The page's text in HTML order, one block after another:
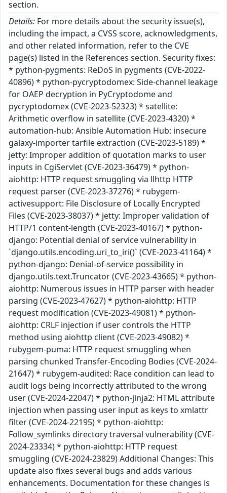
section.
Details: For more details about the security issue(s),
including the impact, a CVSS score, acknowledgments,
and other related information, refer to the CVE
page(s) listed in the References section. Security fixes:
* python-pygments: ReDoS in pygments (CVE-2022-
40896) * python-pycryptodomex: Side-channel leakage
for OAEP decryption in PyCryptodome and
pycryptodomex (CVE-2023-52323) * satellite:
Arithmetic overflow in satellite (CVE-2023-4320) *
automation-hub: Ansible Automation Hub: insecure
galaxy-importer tarfile extraction (CVE-2023-5189) *
jetty: Improper addition of quotation marks to user
inputs in CgiServlet (CVE-2023-36479) * python-
aiohttp: HTTP request smuggling via llhttp HTTP
request parser (CVE-2023-37276) * rubygem-
activesupport: File Disclosure of Locally Encrypted
Files (CVE-2023-38037) * jetty: Improper validation of
HTTP/1 content-length (CVE-2023-40167) * python-
django: Potential denial of service vulnerability in
`django.utils.encoding.uri_to_iri()` (CVE-2023-41164) *
python-django: Denial-of-service possibility in
django.utils.text.Truncator (CVE-2023-43665) * python-
aiohttp: Numerous issues in HTTP parser with header
parsing (CVE-2023-47627) * python-aiohttp: HTTP
request modification (CVE-2023-49081) * python-
aiohttp: CRLF injection if user controls the HTTP
method using aiohttp client (CVE-2023-49082) *
rubygem-puma: HTTP request smuggling when
parsing chunked Transfer-Encoding Bodies (CVE-2024-
21647) * rubygem-audited: Race condition can lead to
audit logs being incorrectly attributed to the wrong
user (CVE-2024-22047) * python-jinja2: HTML attribute
injection when passing user input as keys to xmlattr
filter (CVE-2024-22195) * python-aiohttp:
Follow_symlinks directory traversal vulnerability (CVE-
2024-23334) * python-aiohttp: HTTP request
smuggling (CVE-2024-23829) Additional Changes: This
update also fixes several bugs and adds various
enhancements. Documentation for these changes is